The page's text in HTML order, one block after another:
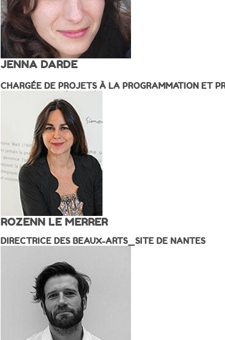
JENNA DARDE
CHARGÉE DE PROJETS À LA PROGRAMMATION ET
ROZENN LE MERRER
DIRECTRICE DES BEAUX-ARTS_SITE DE NANTES